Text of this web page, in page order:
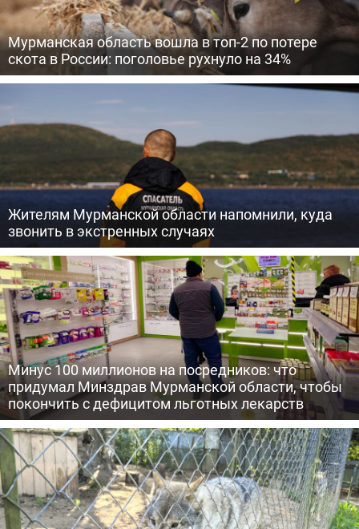
Мурманская область вошла в топ-2 по потере
скота в России: поголовье рухнуло на 34%
Жителям Мурманской области напомнили, куда
звонить в экстренных случаях
Минус 100 миллионов на посредников: что
придумал Минздрав Мурманской области, чтобы
покончить с дефицитом льготных лекарств